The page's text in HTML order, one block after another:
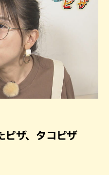
ピザ、タコピザ